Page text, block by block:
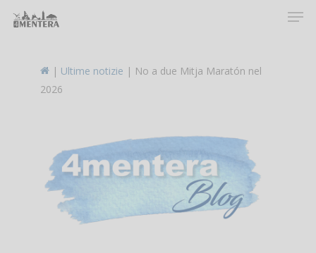
| Ultime notizie | No a due Mitja Maratón nel
2026